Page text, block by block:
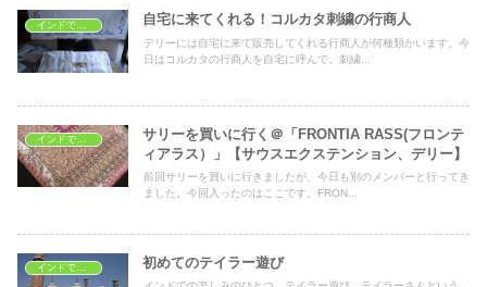
自宅に来てくれる！コルカタ刺繍の行商人
デリーには自宅に来て販売してくれる行商人が何種類かいます。今
日はコルカタの行商人を自宅に呼んで、刺繍...
インドでショッピング
サリーを買いに行く＠「FRONTIA RASS(フロンテ
ィアラス）」【サウスエクステンション、デリー】
前回サリーを買いに行きましたが、今日も別のメンバーと行ってき
ました。今回入ったのはここです。FRON...
インドでショッピング 初めてのテイラー遊び